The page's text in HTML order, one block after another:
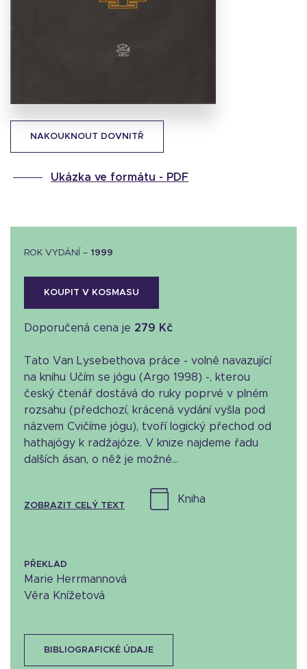
NAKOUKNOUT DOVNITŘ
Ukázka ve formátu - PDF
ROK VYDÁNÍ – 1999
KOUPIT V KOSMASU
Doporučená cena je 279 Kč
Tato Van Lysebethova práce - volně navazující
na knihu Učím se jógu (Argo 1998) -, kterou
český čtenář dostává do ruky poprvé v plném
rozsahu (předchozí, krácená vydání vyšla pod
názvem Cvičíme jógu), tvoří logický přechod od
hathajógy k radžajóze. V knize najdeme řadu
dalších ásan, o něž je možné...
ZOBRAZIT CELÝ TEXT
kniha
PŘEKLAD
Marie Herrmannová
Věra Knížetová
BIBLIOGRAFICKÉ ÚDAJE